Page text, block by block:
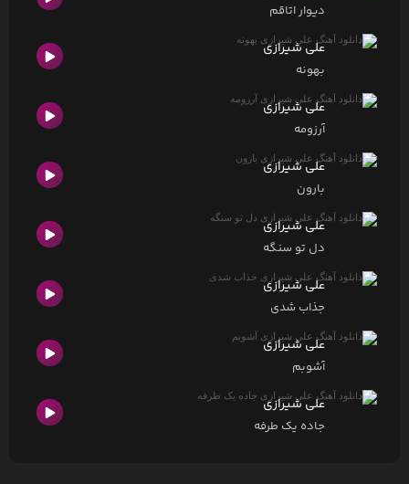
دیوار اتاقم
علی شیرازی
بهونه
علی شیرازی
آرزومه
علی شیرازی
بارون
علی شیرازی
دل تو سنگه
علی شیرازی
جذاب شدی
علی شیرازی
آشوبم
علی شیرازی
جاده یک طرفه